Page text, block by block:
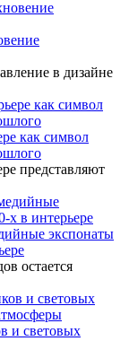
в дизайне
как символ
представляют
экспонаты
остается
и световых